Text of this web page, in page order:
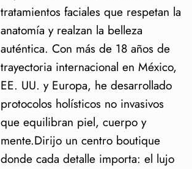
tratamientos faciales que respetan la
anatomía y realzan la belleza
auténtica. Con más de 18 años de
trayectoria internacional en México,
EE. UU. y Europa, he desarrollado
protocolos holísticos no invasivos
que equilibran piel, cuerpo y
mente.Dirijo un centro boutique
donde cada detalle importa: el lujo